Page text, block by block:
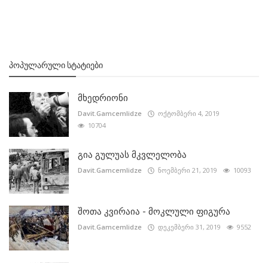
ᲞᲝᲞᲣᲚᲐᲠᲣᲚᲘ ᲡᲢᲐᲢᲘᲔᲑᲘ
მხედრიონი
Davit.Gamcemlidze
ოქტომბერი 4, 2019
10704
გია გულუას მკვლელობა
Davit.Gamcemlidze ნოემბერი 21, 2019 10093
შოთა კვირაია - მოკლული ფიგურა
Davit.Gamcemlidze დეკემბერი 31, 2019 9552